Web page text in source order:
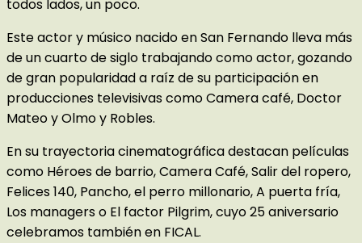
todos lados, un poco.
Este actor y músico nacido en San Fernando lleva más
de un cuarto de siglo trabajando como actor, gozando
de gran popularidad a raíz de su participación en
producciones televisivas como Camera café, Doctor
Mateo y Olmo y Robles.
En su trayectoria cinematográfica destacan películas
como Héroes de barrio, Camera Café, Salir del ropero,
Felices 140, Pancho, el perro millonario, A puerta fría,
Los managers o El factor Pilgrim, cuyo 25 aniversario
celebramos también en FICAL.